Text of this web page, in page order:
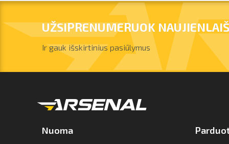
UŽSIPRENUMERUOK
Ir gauk išskirtinius pasiūlymus
Nuoma